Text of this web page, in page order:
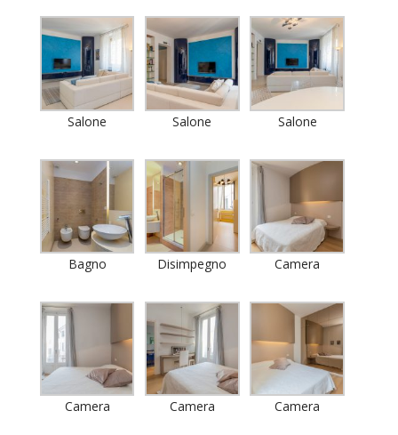
Salone Salone Salone
Bagno Disimpegno Camera
Camera Camera Camera